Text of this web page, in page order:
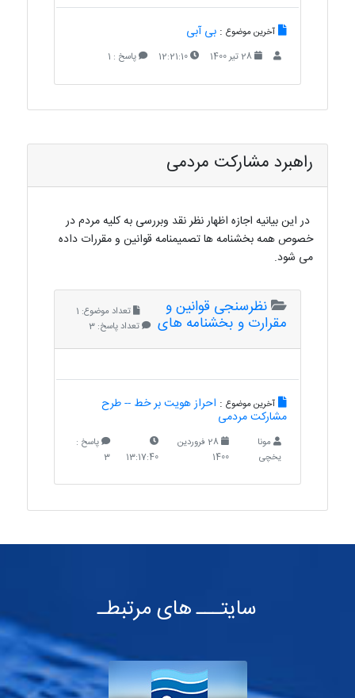
آخرین موضوع :بی آبی
28 تیر 1400 12:21:10 پاسخ : 1
راهبرد مشارکت مردمی
در این بیانیه اجازه اظهار نظر نقد وبررسی به کلیه مردم در
خصوص همه بخشنامه ها تصمیمنامه قوانین و مقررات داده
می شود.
نظرسنجی قوانین و
مقرارت و بخشنامه های
تعداد موضوع: 1
تعداد پاسخ: 3
آخرین موضوع : احراز هویت بر خط -- طرح
مشارکت مردمی
مونا
یخچی
28 فروردین
1400
13:17:40
پاسخ :
3
سایتـــ های مرتبطـ